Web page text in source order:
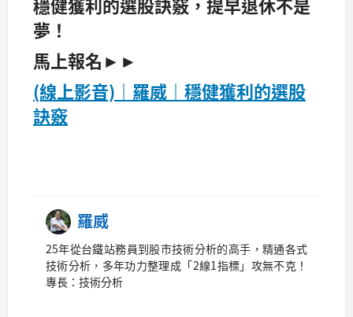
夢！
馬上報名►►
(線上影音)｜羅威｜穩健獲利的選股
訣竅
羅威
25年從台鐵站務員到股市技術分析的高手，精通各式
技術分析，多年功力整理成「2線1指標」攻無不克！
專長：技術分析